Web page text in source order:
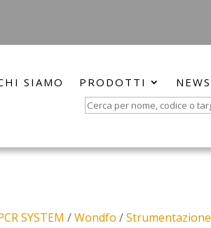
SIAMO PRODOTTI NEWS
Search
SYSTEM /Wondfo /Strumentazione